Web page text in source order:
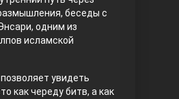
беседы с
одним из
исламской
увидеть
как череду битв, а как